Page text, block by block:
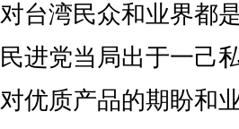
台湾民众和业界都
进党当局出于一己
优质产品的期盼和